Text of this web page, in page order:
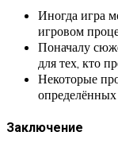
Иногда игра
игровом
Поначалу
для тех, кто
Некоторые
Заключение